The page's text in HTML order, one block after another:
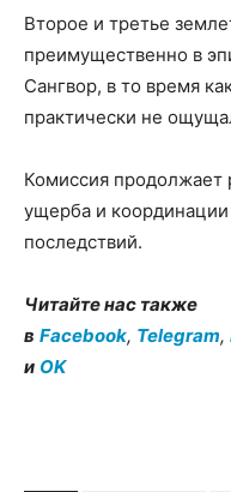
Второе и третье
преимущественно в
Сангвор, в то время
практически не
Комиссия продолжает
ущерба и
последствий.
Читайте нас также
в Facebook, Telegram,
и OK